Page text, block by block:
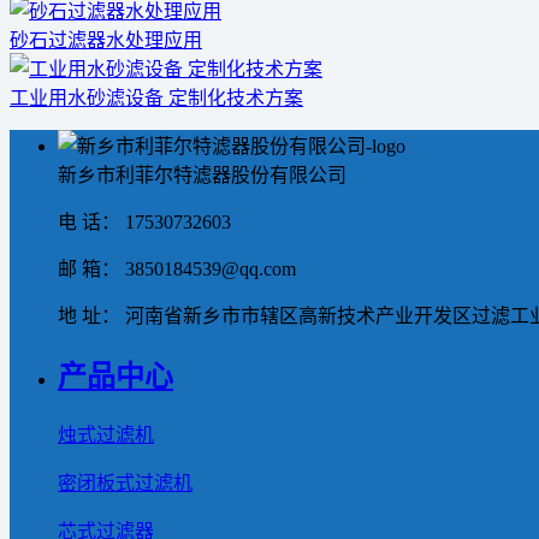
砂石过滤器水处理应用
工业用水砂滤设备 定制化技术方案
新乡市利菲尔特滤器股份有限公司
电 话： 17530732603
邮 箱： 3850184539@qq.com
地 址： 河南省新乡市市辖区高新技术产业开发区过滤工
产品中心
烛式过滤机
密闭板式过滤机
芯式过滤器